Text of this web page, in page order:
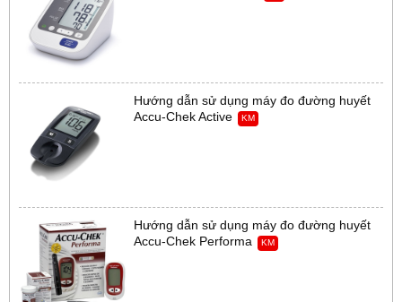
Hướng dẫn sử dụng máy đo đường huyết
Accu-Chek Active
KM
Hướng dẫn sử dụng máy đo đường huyết
Accu-Chek Performa
KM